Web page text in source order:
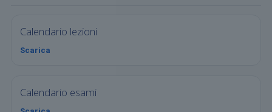
Calendario lezioni
Scarica
Calendario esami